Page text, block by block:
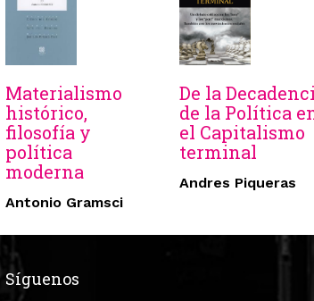
Materialismo
histórico,
filosofía y
política
moderna
Antonio Gramsci
De la
de la Política
el Capitalismo
terminal
Andres Piqueras
Síguenos